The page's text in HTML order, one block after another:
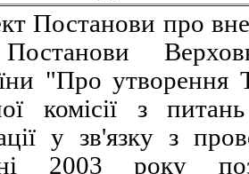
Постанови про
"Про утворення
комісії з
у зв'язку з
2003 року